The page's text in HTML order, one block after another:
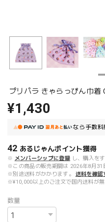
プリパラ きゃらっぴん巾着
¥1,430
なら 手数料
42 あるじゃんポイント獲得
※ メンバーシップに登録 し、購入を
※この商品の販売期間は 2026年8月31
※別途送料がかかります。
送料を確認
※¥10,000以上のご注文で国内送料が無
数量